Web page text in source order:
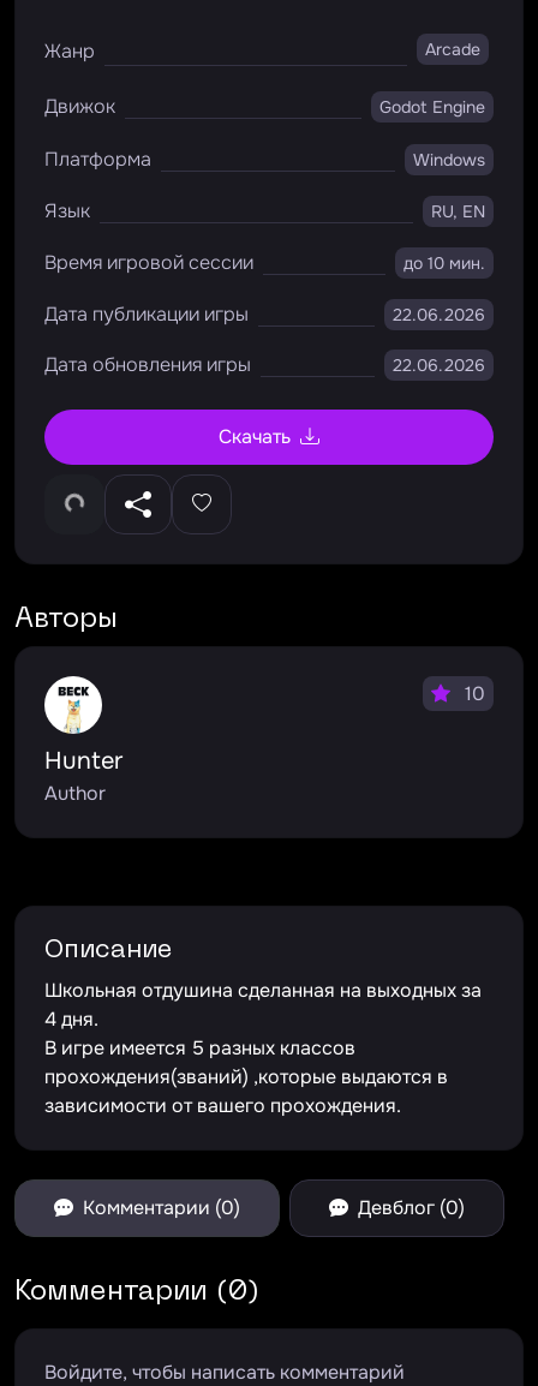
Жанр Arcade
Движок Godot Engine
Платформа Windows
Язык RU, EN
Время игровой сессии до 10 мин.
Дата публикации игры 22.06.2026
Дата обновления игры 22.06.2026
Скачать
Авторы
Hunter
Author
10
Описание
Школьная отдушина сделанная на выходных за
4 дня.
В игре имеется 5 разных классов
прохождения(званий) ,которые выдаются в
зависимости от вашего прохождения.
Комментарии (0) Девблог (0)
Комментарии (0)
Войдите, чтобы написать комментарий